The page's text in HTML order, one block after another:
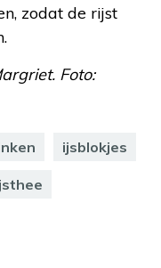
zodat de rijst
Foto:
ijsblokjes